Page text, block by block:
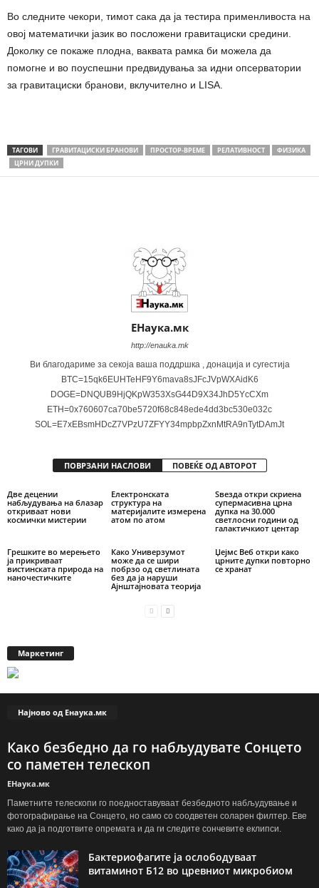
Во следните чекори, тимот сака да ја тестира применливоста на
овој математички јазик во посложени гравитациски средини.
Доколку се покаже плодна, ваквата рамка би можела да
помогне и во поуспешни предвидувања за идни опсерватории
за гравитациски бранови, вклучително и LISA.
ТАГОВИ ГРАВИТАЦИСКИ БРАНОВИ ПРОСТОР-ВРЕМЕ РЕЛАТИВНОСТ
ФИЗИКА
ЦРНИ ДУПКИ
ЕНаука.мк
http://enauka.mk
Ви благодариме за секоја ваша поддршка , донација и сугестија
BTC=15qk6EUHTeHF9Y6mava8sJFcJVpWXAidK6
DOGE=DNQUB9HjQKpW353XsG44D9X34JhD5YcCXm
ETH=0x760607ca70be5720f68c848ede4dd3bc530e032c
SOL=E7xEBsmHDcZ7VPzU7ZFYY34mpbpZxnMtRA9nTytDAmJt
ПОВРЗАНИ НАСЛОВИ ПОВЕЌЕ ОД АВТОРОТ
Две децении
набљудувања на блазар
откриваат нови
космички мистерии
Електронската
структура на
материјалите измерена
атом по атом
Ѕвезда откри скриена
супермасивна црна
дупка на 30.000
светлосни години од
галактичкиот центар
Грешките во мерењето
ја прикриваат
вистинската природа на
наночестичките
Како Универзумот
може да се шири
побрзо од светлината
без да ја наруши
Ајнштајновата теорија
Џејмс Веб откри како
црните дупки повторно
се хранат
Маркетинг
Најново од Енаука.мк
Како безбедно да го набљудувате Сонцето
со паметен телескоп
ЕНаука.мк
Паметните телескопи го поедноставуваат безбедното набљудување и
фотографирање на Сонцето, но само со соодветен соларен филтер. Еве
како да ја подготвите опремата и да ги следите сончевите еклипси.
Бактериофагите ја ослободуваат
витаминот Б12 во цревниот микробиом